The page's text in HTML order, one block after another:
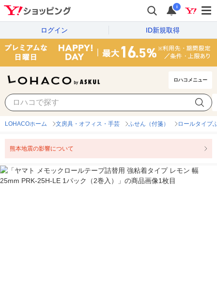
i
ログイン ID新規取得
ロハコメニュー
LOHACOホーム 文房具・オフィス・手芸 ふせん（付箋） ロールタイプ
熊本地震の影響について